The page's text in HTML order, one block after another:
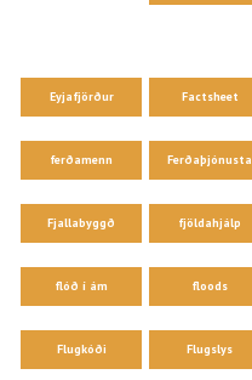
Eyjafjörður Factsheet
ferðamenn Ferðaþjónusta
Fjallabyggð fjöldahjálp
flóð í ám floods
Flugkóði Flugslys